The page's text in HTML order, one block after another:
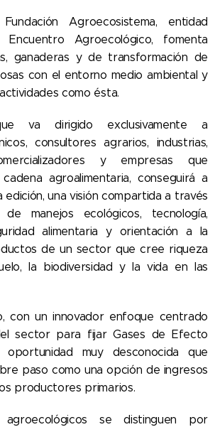
Agroecosistema, entidad
Encuentro Agroecológico, fomenta
ganaderas y de transformación de
con el entorno medio ambiental y
como ésta.
va dirigido exclusivamente a
consultores agrarios, industrias,
y empresas que
agroalimentaria, conseguirá a
una visión compartida a través
manejos ecológicos, tecnología,
alimentaria y orientación a la
de un sector que cree riqueza
la biodiversidad y la vida en las
con un innovador enfoque centrado
sector para fijar Gases de Efecto
oportunidad muy desconocida que
paso como una opción de ingresos
productores primarios.
se distinguen por